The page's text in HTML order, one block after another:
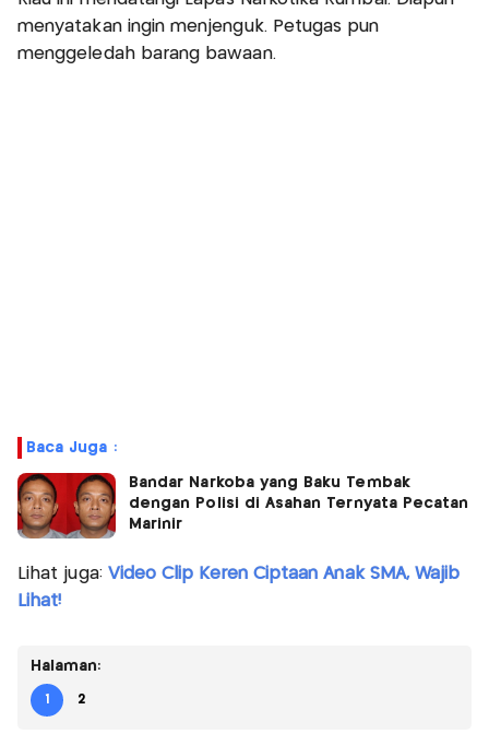
menyatakan ingin menjenguk. Petugas pun
menggeledah barang bawaan.
Baca Juga :
Bandar Narkoba yang Baku Tembak
dengan Polisi di Asahan Ternyata Pecatan
Marinir
Lihat juga: Video Clip Keren Ciptaan Anak SMA, Wajib
Lihat!
Halaman:
1 2